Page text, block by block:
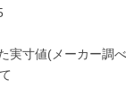
実寸値(メーカー調